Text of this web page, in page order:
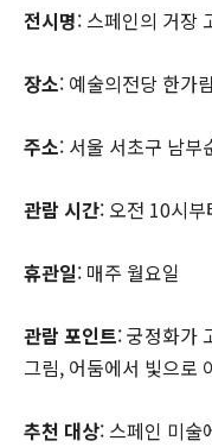
전시명: 스페인의 거장
장소: 예술의전당 한가
주소: 서울 서초구 남
관람 시간: 오전 10시
휴관일: 매주 월요일
관람 포인트: 궁정화가
그림, 어둠에서 빛으로
추천 대상: 스페인 미술